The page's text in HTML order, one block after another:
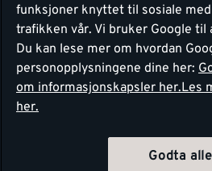
funksjoner knyttet til sosiale
trafikken vår. Vi bruker Google til
Du kan lese mer om hvordan
personopplysningene dine her:
om informasjonskapsler her.Les
her.
Godta alle